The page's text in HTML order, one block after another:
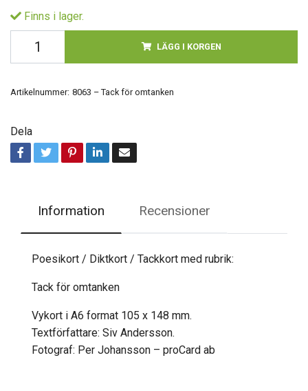
Finns i lager.
LÄGG I KORGEN
Artikelnummer: 8063 – Tack för omtanken
Dela
Information Recensioner
Poesikort / Diktkort / Tackkort med rubrik:
Tack för omtanken
Vykort i A6 format 105 x 148 mm.
Textförfattare: Siv Andersson.
Fotograf: Per Johansson – proCard ab